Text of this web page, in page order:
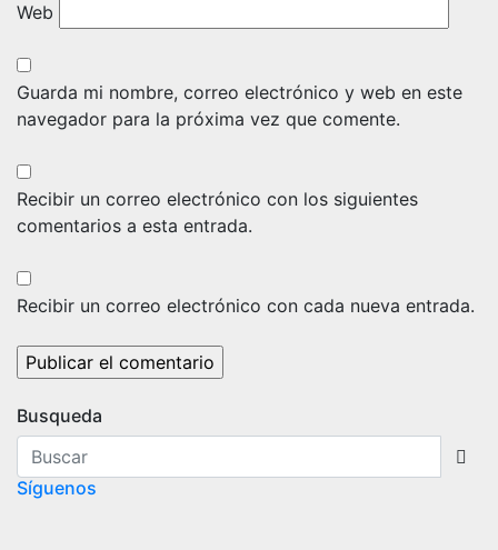
Web
Guarda mi nombre, correo electrónico y web en este
navegador para la próxima vez que comente.
Recibir un correo electrónico con los siguientes
comentarios a esta entrada.
Recibir un correo electrónico con cada nueva entrada.
Busqueda
Síguenos